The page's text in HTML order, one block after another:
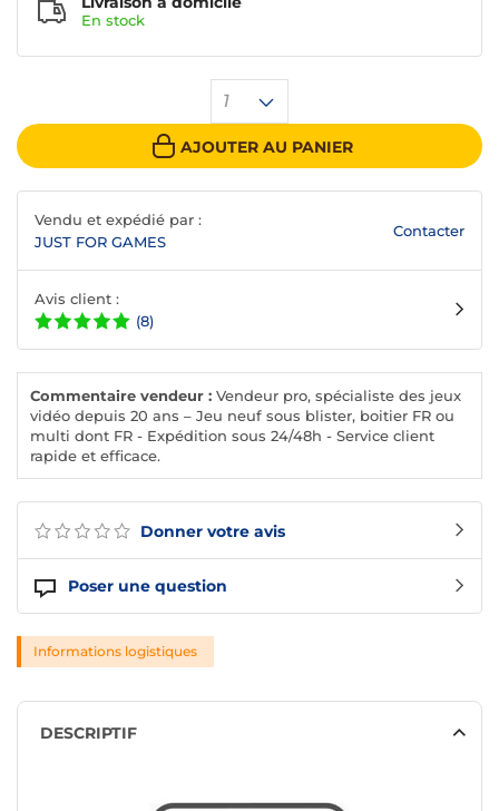
Donner votre avis
Poser une question
1
AJOUTER AU PANIER
En stock
Vendu et expédié par :
JUST FOR GAMES
Contacter
Avis client :
(8)
Commentaire vendeur : Vendeur pro, spécialiste des jeux
vidéo depuis 20 ans – Jeu neuf sous blister, boitier FR ou
multi dont FR - Expédition sous 24/48h - Service client
rapide et efficace.
Informations logistiques
DESCRIPTIF